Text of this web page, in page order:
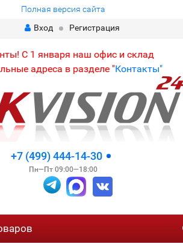
Полная версия сайта
Вход
Регистрация
С 1 января наш офис и склад
адреса в разделе "Контакты"
+7 (499) 444-14-30
Пн—Пт 09:00—18:00